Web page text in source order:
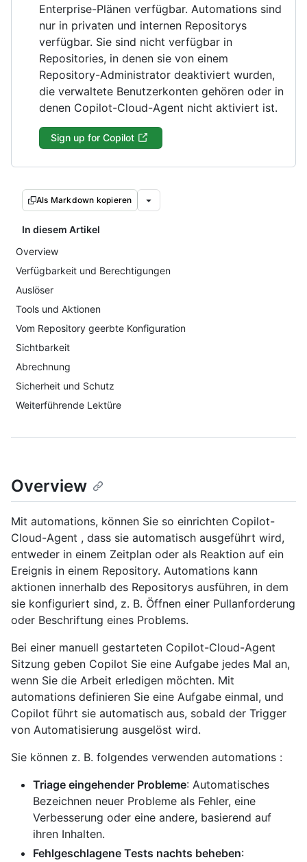
Enterprise-Plänen verfügbar. Automations sind
nur in privaten und internen Repositorys
verfügbar. Sie sind nicht verfügbar in
Repositories, in denen sie von einem
Repository-Administrator deaktiviert wurden,
die verwaltete Benutzerkonten gehören oder in
denen Copilot-Cloud-Agent nicht aktiviert ist.
Sign up for Copilot
Als Markdown kopieren
In diesem Artikel
Overview
Verfügbarkeit und Berechtigungen
Auslöser
Tools und Aktionen
Vom Repository geerbte Konfiguration
Sichtbarkeit
Abrechnung
Sicherheit und Schutz
Weiterführende Lektüre
Overview
Mit automations, können Sie so einrichten Copilot-
Cloud-Agent , dass sie automatisch ausgeführt wird,
entweder in einem Zeitplan oder als Reaktion auf ein
Ereignis in einem Repository. Automations kann
aktionen innerhalb des Repositorys ausführen, in dem
sie konfiguriert sind, z. B. Öffnen einer Pullanforderung
oder Beschriftung eines Problems.
Bei einer manuell gestarteten Copilot-Cloud-Agent
Sitzung geben Copilot Sie eine Aufgabe jedes Mal an,
wenn Sie die Arbeit erledigen möchten. Mit
automations definieren Sie eine Aufgabe einmal, und
Copilot führt sie automatisch aus, sobald der Trigger
von Automatisierung ausgelöst wird.
Sie können z. B. folgendes verwenden automations :
Triage eingehender Probleme: Automatisches
Bezeichnen neuer Probleme als Fehler, eine
Verbesserung oder eine andere, basierend auf
ihren Inhalten.
Fehlgeschlagene Tests nachts beheben: